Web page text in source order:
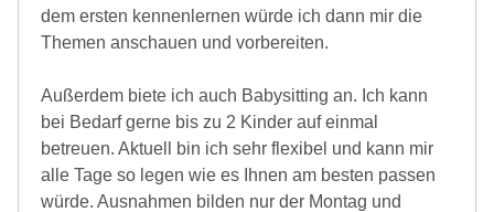
dem ersten kennenlernen würde ich dann mir die
Themen anschauen und vorbereiten.
Außerdem biete ich auch Babysitting an. Ich kann
bei Bedarf gerne bis zu 2 Kinder auf einmal
betreuen. Aktuell bin ich sehr flexibel und kann mir
alle Tage so legen wie es Ihnen am besten passen
würde. Ausnahmen bilden nur der Montag und